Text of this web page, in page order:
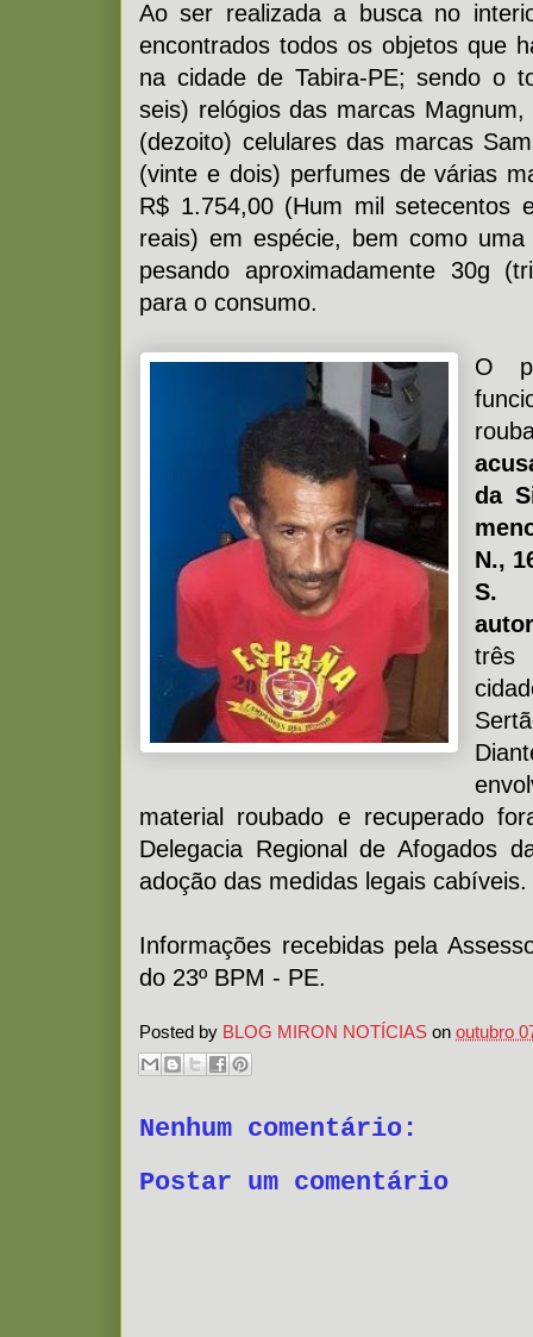
Ao ser realizada a busca no
encontrados todos os objetos que
na cidade de Tabira-PE; sendo o
seis) relógios das marcas
(dezoito) celulares das marcas
(vinte e dois) perfumes de várias
R$ 1.754,00 (Hum mil setecentos
reais) em espécie, bem como
pesando aproximadamente 30g
para o consumo.
O
da
N.,
S.
três
material roubado e recuperado
Delegacia Regional de Afogados
adoção das medidas legais cabíveis.
Informações recebidas pela
do 23º BPM - PE.
Posted by BLOG MIRON NOTÍCIAS on outubro
Nenhum comentário:
Postar um comentário